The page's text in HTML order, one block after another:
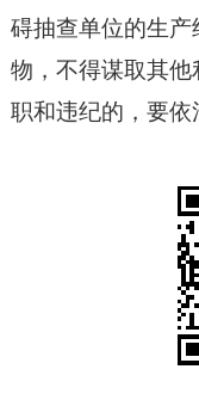
碍抽查单位的生
物，不得谋取其
职和违纪的，要依